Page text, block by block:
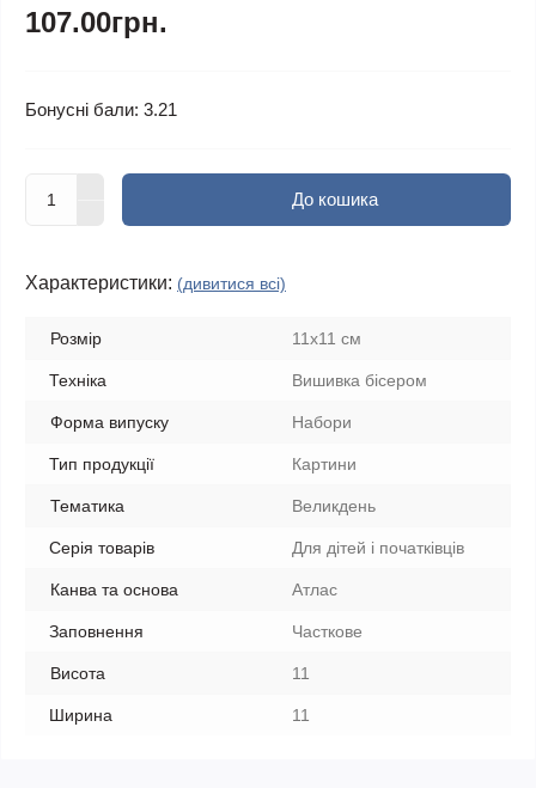
107.00грн.
Бонусні бали: 3.21
До кошика
Характеристики: (дивитися всі)
Розмір 11х11 см
Техніка Вишивка бісером
Форма випуску Набори
Тип продукції Картини
Тематика Великдень
Серія товарів Для дітей і початківців
Канва та основа Атлас
Заповнення Часткове
Висота 11
Ширина 11